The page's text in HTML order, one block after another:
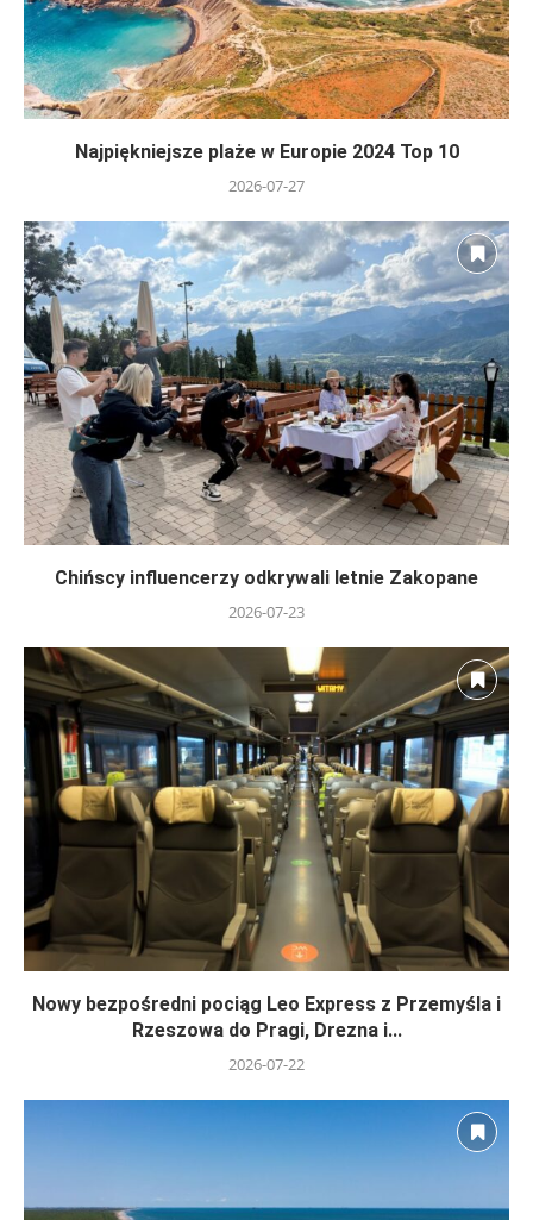
Najpiękniejsze plaże w Europie 2024 Top 10
2026-07-27
Chińscy influencerzy odkrywali letnie Zakopane
2026-07-23
Nowy bezpośredni pociąg Leo Express z Przemyśla i
Rzeszowa do Pragi, Drezna i...
2026-07-22